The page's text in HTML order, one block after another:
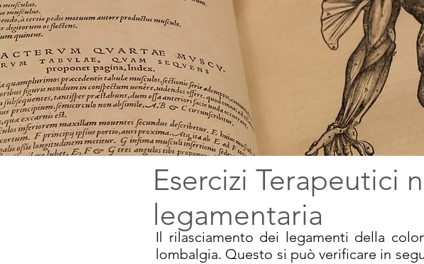
Il rilasciamento dei legamenti della
lombalgia. Questo si può verificare in
Esercizi Terapeutici
legamentaria